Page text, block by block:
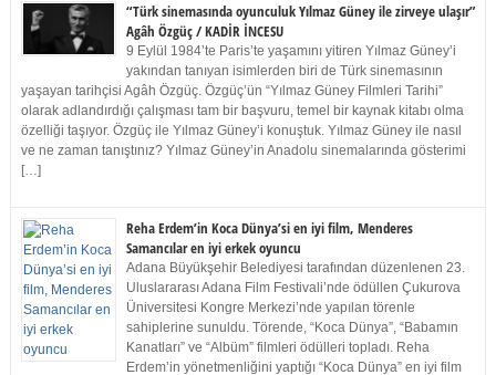
“Türk sinemasında oyunculuk Yılmaz Güney ile zirveye ulaşır”
Agâh Özgüç / KADİR İNCESU
9 Eylül 1984’te Paris’te yaşamını yitiren Yılmaz Güney’i
yakından tanıyan isimlerden biri de Türk sinemasının
yaşayan tarihçisi Agâh Özgüç. Özgüç’ün “Yılmaz Güney Filmleri Tarihi”
olarak adlandırdığı çalışması tam bir başvuru, temel bir kaynak kitabı olma
özelliği taşıyor. Özgüç ile Yılmaz Güney’i konuştuk. Yılmaz Güney ile nasıl
ve ne zaman tanıştınız? Yılmaz Güney’in Anadolu sinemalarında gösterimi
[…]
Reha Erdem’in Koca Dünya’si en iyi film, Menderes
Samancılar en iyi erkek oyuncu
Adana Büyükşehir Belediyesi tarafından düzenlenen 23.
Uluslararası Adana Film Festivali’nde ödüllen Çukurova
Üniversitesi Kongre Merkezi’nde yapılan törenle
sahiplerine sunuldu. Törende, “Koca Dünya”, “Babamın
Kanatları” ve “Albüm” filmleri ödülleri topladı. Reha
Erdem’in yönetmenliğini yaptığı “Koca Dünya” en iyi film